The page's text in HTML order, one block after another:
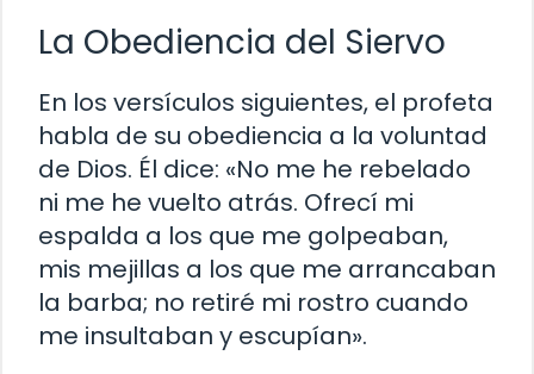
La Obediencia del Siervo
En los versículos siguientes, el profeta
habla de su obediencia a la voluntad
de Dios. Él dice: «No me he rebelado
ni me he vuelto atrás. Ofrecí mi
espalda a los que me golpeaban,
mis mejillas a los que me arrancaban
la barba; no retiré mi rostro cuando
me insultaban y escupían».